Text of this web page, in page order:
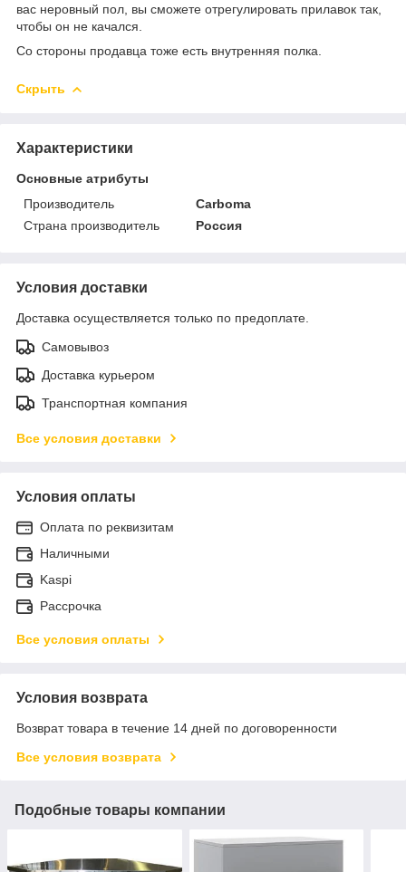
вас неровный пол, вы сможете отрегулировать прилавок так,
чтобы он не качался.
Со стороны продавца тоже есть внутренняя полка.
Скрыть
Характеристики
Основные атрибуты
Производитель
Carboma
Страна производитель
Россия
Условия доставки
Доставка осуществляется только по предоплате.
Самовывоз
Доставка курьером
Транспортная компания
Все условия доставки
Условия оплаты
Оплата по реквизитам
Наличными
Kaspi
Рассрочка
Все условия оплаты
Условия возврата
Возврат товара в течение 14 дней по договоренности
Все условия возврата
Подобные товары компании